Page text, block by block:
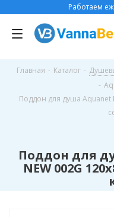
Работаем
Главная - Каталог -
-
Поддон для душа Aquanet
Поддон для
NEW 002G